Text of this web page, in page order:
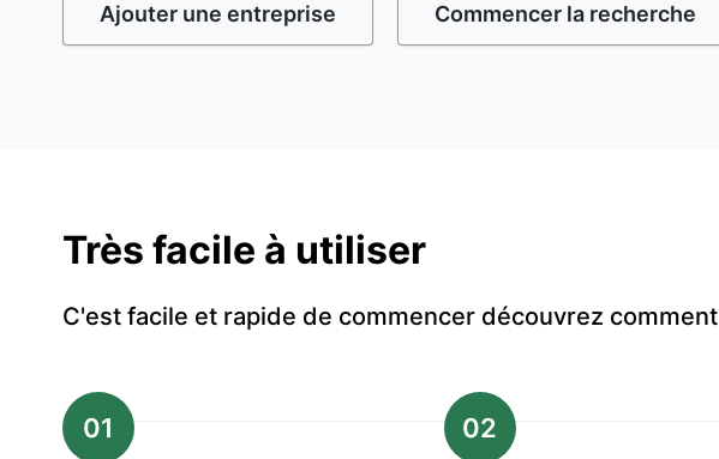
Ajouter une entreprise Commencer la recherche
Très facile à utiliser
C'est facile et rapide de commencer découvrez comment
01 02